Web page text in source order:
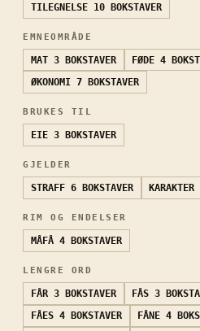
TILEGNELSE 10 BOKSTAVER
EMNEOMRÅDE
MAT 3 BOKSTAVER FØDE 4
ØKONOMI 7 BOKSTAVER
BRUKES TIL
EIE 3 BOKSTAVER
GJELDER
STRAFF 6 BOKSTAVER KARAKTER
RIM OG ENDELSER
MÅFÅ 4 BOKSTAVER
LENGRE ORD
FÅR 3 BOKSTAVER FÅS 3
FÅES 4 BOKSTAVER FÅNE 4